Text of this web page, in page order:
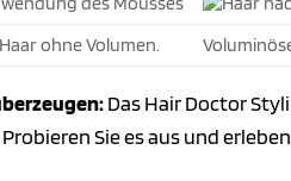
ohne Volumen.
Das Hair Doctor
Sie es aus und